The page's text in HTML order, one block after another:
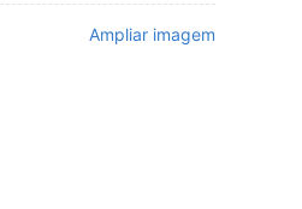
Ampliar imagem